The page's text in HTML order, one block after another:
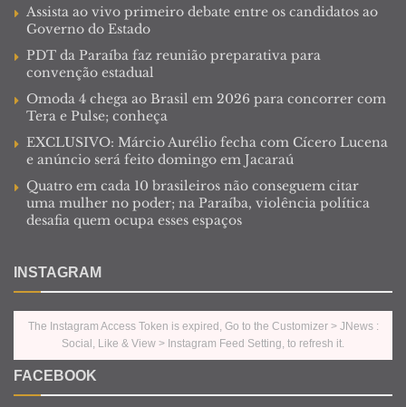
Assista ao vivo primeiro debate entre os candidatos ao
Governo do Estado
PDT da Paraíba faz reunião preparativa para
convenção estadual
Omoda 4 chega ao Brasil em 2026 para concorrer com
Tera e Pulse; conheça
EXCLUSIVO: Márcio Aurélio fecha com Cícero Lucena
e anúncio será feito domingo em Jacaraú
Quatro em cada 10 brasileiros não conseguem citar
uma mulher no poder; na Paraíba, violência política
desafia quem ocupa esses espaços
INSTAGRAM
The Instagram Access Token is expired, Go to the Customizer > JNews :
Social, Like & View > Instagram Feed Setting, to refresh it.
FACEBOOK